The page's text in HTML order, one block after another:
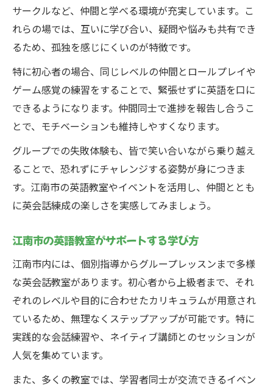
サークルなど、仲間と学べる環境が充実しています。こ
れらの場では、互いに学び合い、疑問や悩みも共有でき
るため、孤独を感じにくいのが特徴です。
特に初心者の場合、同じレベルの仲間とロールプレイや
ゲーム感覚の練習をすることで、緊張せずに英語を口に
できるようになります。仲間同士で進捗を報告し合うこ
とで、モチベーションも維持しやすくなります。
グループでの失敗体験も、皆で笑い合いながら乗り越え
ることで、恐れずにチャレンジする姿勢が身につきま
す。江南市の英語教室やイベントを活用し、仲間ととも
に英会話練成の楽しさを実感してみましょう。
江南市の英語教室がサポートする学び方
江南市内には、個別指導からグループレッスンまで多様
な英会話教室があります。初心者から上級者まで、それ
ぞれのレベルや目的に合わせたカリキュラムが用意され
ているため、無理なくステップアップが可能です。特に
実践的な会話練習や、ネイティブ講師とのセッションが
人気を集めています。
また、多くの教室では、学習者同士が交流できるイベン